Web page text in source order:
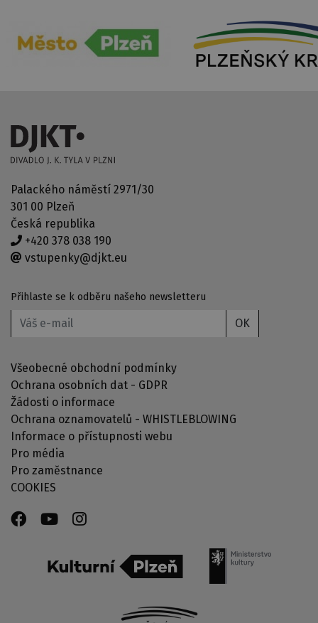
Palackého náměstí 2971/30
301 00 Plzeň
Česká republika
+420 378 038 190
vstupenky@djkt.eu
Přihlaste se k odběru našeho newsletteru
OK
Všeobecné obchodní podmínky
Ochrana osobních dat - GDPR
Žádosti o informace
Ochrana oznamovatelů - WHISTLEBLOWING
Informace o přístupnosti webu
Pro média
Pro zaměstnance
COOKIES